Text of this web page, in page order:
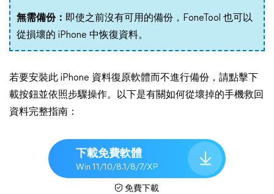
無需備份： 即使之前沒有可用的備份，FoneTool 也可以
從損壞的 iPhone 中恢復資料。
若要安裝此 iPhone 資料復原軟體而不進行備份，請點擊下
載按鈕並依照步驟操作。以下是有關如何從壞掉的手機救回
資料完整指南：
下載免費軟體
Win 11/10/8.1/8/7/XP
免費下載